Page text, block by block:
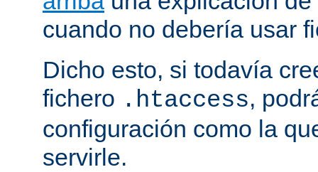
cuando no debería usar
Dicho esto, si todavía
fichero .htaccess,
configuración como la
servirle.